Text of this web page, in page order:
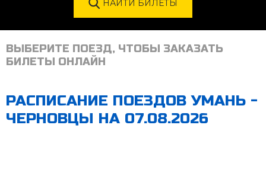
ВЫБЕРИТЕ ПОЕЗД, ЧТОБЫ ЗАКАЗАТЬ
БИЛЕТЫ ОНЛАЙН
РАСПИСАНИЕ ПОЕЗДОВ УМАНЬ -
ЧЕРНОВЦЫ НА 07.08.2026